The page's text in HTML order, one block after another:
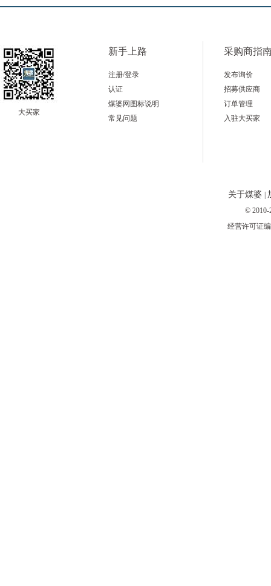
大买家
新手上路
注册/登录
认证
煤婆网图标说明
常见问题
采购商指
发布询价
招募供应商
订单管理
入驻大买家
关于煤婆
© 2010-
经营许可证